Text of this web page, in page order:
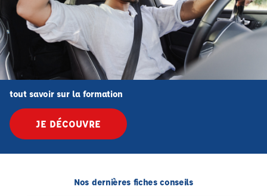
tout savoir sur la formation
JE DÉCOUVRE
Nos dernières fiches conseils